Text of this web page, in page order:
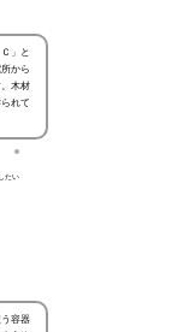
」と
から
木材
れて
たい
容器